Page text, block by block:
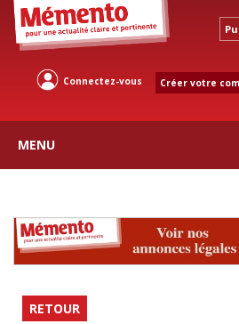
Connectez-vous Créer votre
MENU
RETOUR